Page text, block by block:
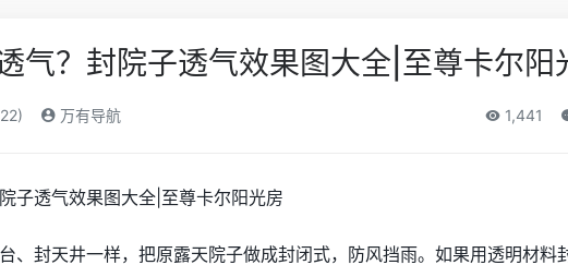
气？封院子透气效果图大全|至尊卡尔阳
万有导航 1,441
子透气效果图大全|至尊卡尔阳光房
、封天井一样，把原露天院子做成封闭式，防风挡雨。如果用透明材料